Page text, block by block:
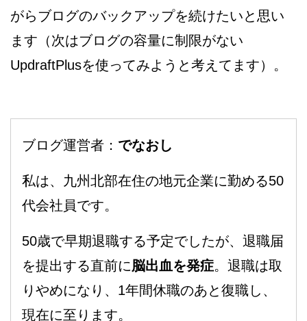
がらブログのバックアップを続けたいと思い
ます（次はブログの容量に制限がない
UpdraftPlusを使ってみようと考えてます）。
ブログ運営者： でなおし
私は、九州北部在住の地元企業に勤める50
代会社員です。
50歳で早期退職する予定でしたが、退職届
を提出する直前に脳出血を発症。退職は取
りやめになり、1年間休職のあと復職し、
現在に至ります。